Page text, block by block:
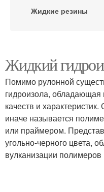
Жидкие резины
Жидкий
Помимо рулонной
гидроизола,
качеств и
иначе называется
или праймером.
угольно-черного цвета,
вулканизации